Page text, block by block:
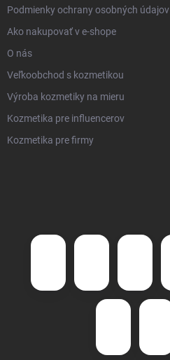
Podmienky ochrany osobných údajov
Ako nakupovať v e-shope
O nás
Veľkoobchod s kozmetikou
Výroba kozmetiky na mieru
Kozmetika pre influencerov
Kozmetika pre firmy